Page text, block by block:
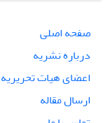
صفحه اصلی
درباره نشریه
اعضای هیات تحریریه
ارسال مقاله